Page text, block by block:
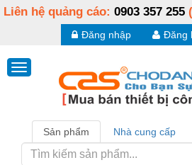
Liên hệ quảng cáo: 0903 357 255
Đăng
Đăng nhập
Sản phẩm Nhà cung cấp